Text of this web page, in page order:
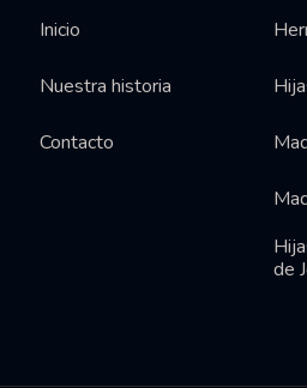
Inicio
Nuestra historia
Contacto
de